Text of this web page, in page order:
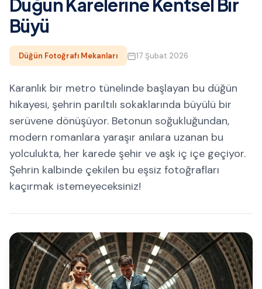
Düğün Karelerine Kentsel Bir
Büyü
Düğün Fotoğrafı Mekanları 17 Şubat 2026
Karanlık bir metro tünelinde başlayan bu düğün
hikayesi, şehrin parıltılı sokaklarında büyülü bir
serüvene dönüşüyor. Betonun soğukluğundan,
modern romanlara yaraşır anılara uzanan bu
yolculukta, her karede şehir ve aşk iç içe geçiyor.
Şehrin kalbinde çekilen bu eşsiz fotoğrafları
kaçırmak istemeyeceksiniz!